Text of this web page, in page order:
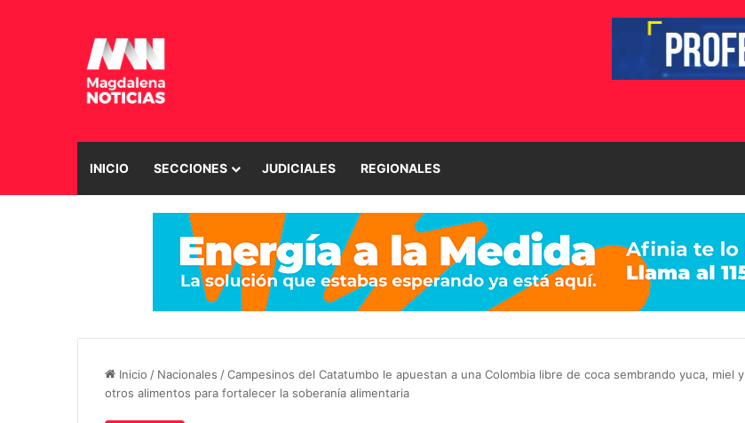
INICIO SECCIONES JUDICIALES REGIONALES
Inicio / Nacionales /Campesinos del Catatumbo le apuestan a una Colombia libre de coca sembrando yuca, miel y
otros alimentos para fortalecer la soberanía alimentaria